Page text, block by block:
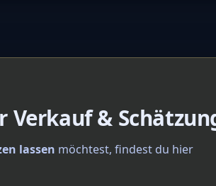
&
lassen möchtest, findest du hier